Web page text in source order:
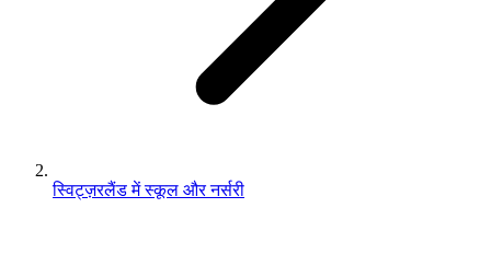
स्विट्ज़रलैंड में स्कूल और नर्सरी